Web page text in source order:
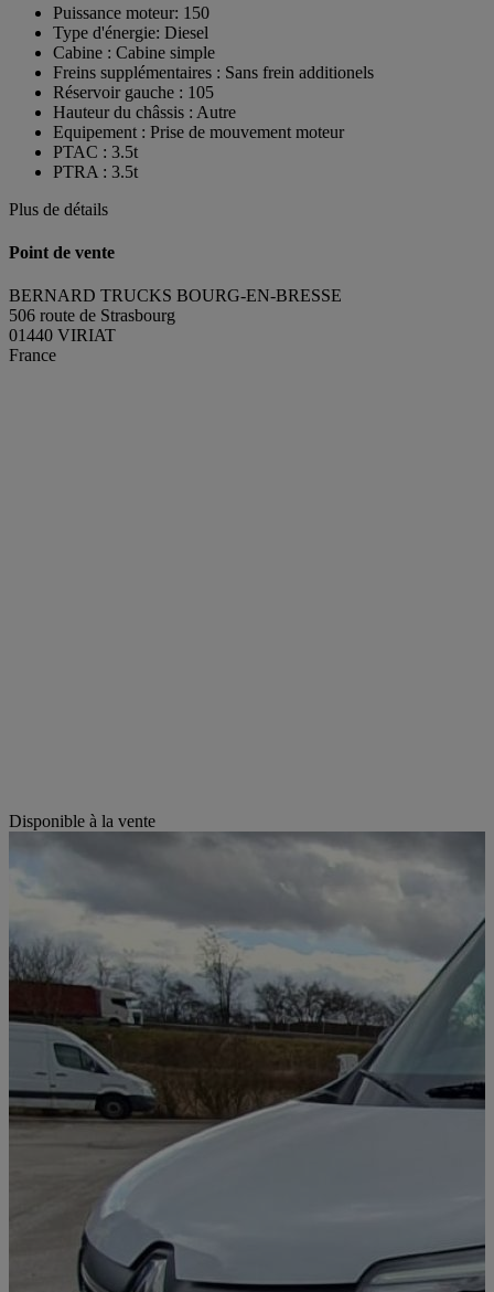
Puissance moteur: 150
Type d'énergie: Diesel
Cabine : Cabine simple
Freins supplémentaires : Sans frein additionels
Réservoir gauche : 105
Hauteur du châssis : Autre
Equipement : Prise de mouvement moteur
PTAC : 3.5t
PTRA : 3.5t
Plus de détails
Point de vente
BERNARD TRUCKS BOURG-EN-BRESSE
506 route de Strasbourg
01440 VIRIAT
France
Disponible à la vente